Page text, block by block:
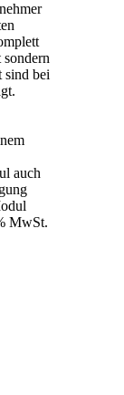
sind bei
auch
MwSt.